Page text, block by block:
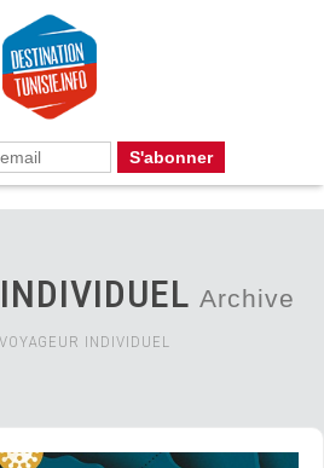
Archive
VOYAGEUR INDIVIDUEL